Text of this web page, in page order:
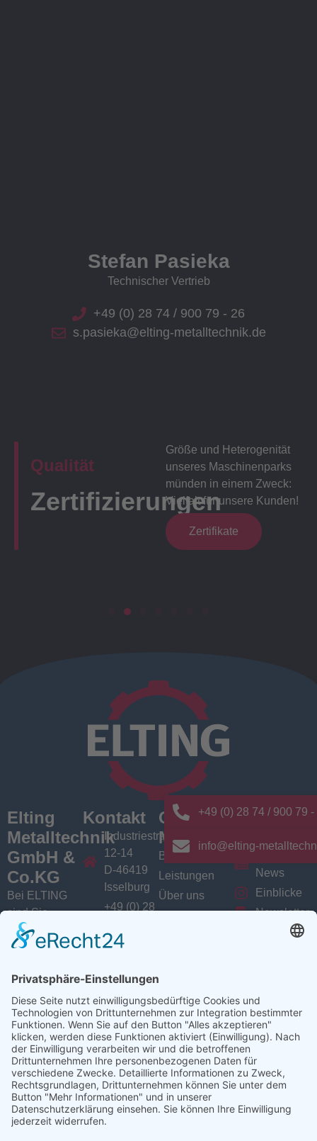
Stefan Pasieka
Technischer Vertrieb
+49 (0) 28 74 / 900 79 - 26
s.pasieka@elting-metalltechnik.de
Qualität
Zertifizierungen
Größe und Heterogenität
unseres Maschinenparks
münden in einem Zweck:
Vielfalt für unsere Kunden!
Zertifikate
Elting
Metalltechnik
GmbH &
Co.KG
Bei ELTING
sind Sie
richtig, wenn
Sie Fachleute
Profilbearbeitung,
Abkanttechnik,
Schweißtechnik
oder
Baugruppenfertigung
suchen.
Ansprechpartner
Kontakt
Industriestrasse
12-14
D-46419
Isselburg
+49 (0) 28
79 - 0
metalltechnik.de
Quick
Menü
Branchen
Leistungen
Über uns
News/
Aktuelles
News
Einblicke
Newsletter
Linkedin
YouTube
+49 (0) 28 74 / 900 79 -
info@elting-